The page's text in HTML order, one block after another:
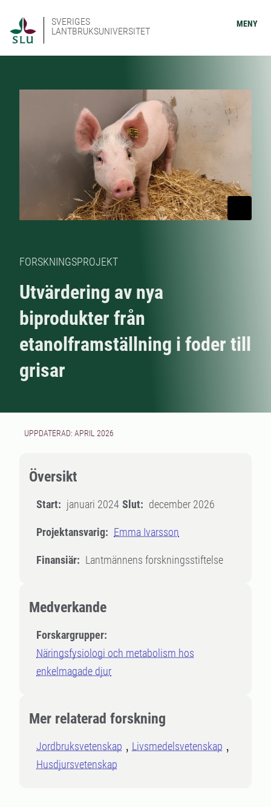
SVERIGES
LANTBRUKSUNIVERSITET
MENY
FORSKNINGSPROJEKT
Utvärdering av nya
biprodukter från
etanolframställning i foder till
grisar
UPPDATERAD: APRIL 2026
Översikt
Start: januari 2024 Slut: december 2026
Projektansvarig: Emma Ivarsson
Finansiär: Lantmännens forskningsstiftelse
Medverkande
Forskargrupper:
Näringsfysiologi och metabolism hos
enkelmagade djur
Mer relaterad forskning
Jordbruksvetenskap
Livsmedelsvetenskap
Husdjursvetenskap